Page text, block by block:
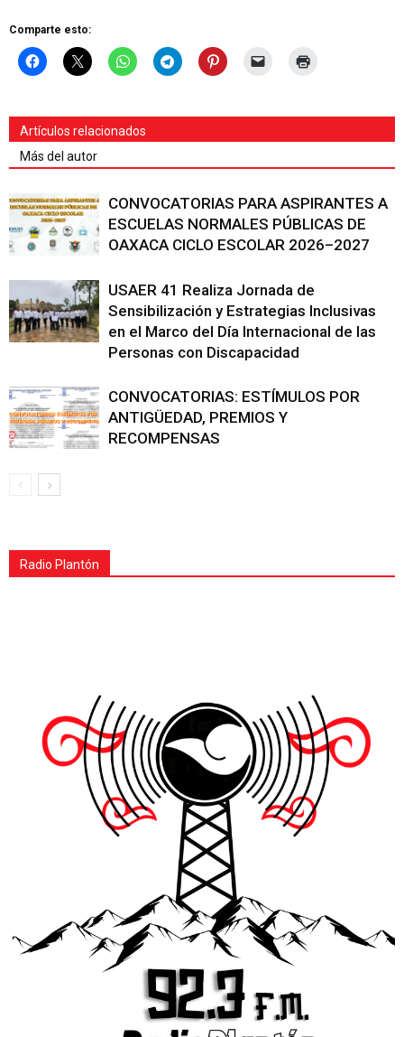
Comparte esto:
Artículos relacionados
Más del autor
CONVOCATORIAS PARA ASPIRANTES A
ESCUELAS NORMALES PÚBLICAS DE
OAXACA CICLO ESCOLAR 2026–2027
USAER 41 Realiza Jornada de
Sensibilización y Estrategias Inclusivas
en el Marco del Día Internacional de las
Personas con Discapacidad
CONVOCATORIAS: ESTÍMULOS POR
ANTIGÜEDAD, PREMIOS Y
RECOMPENSAS
Radio Plantón